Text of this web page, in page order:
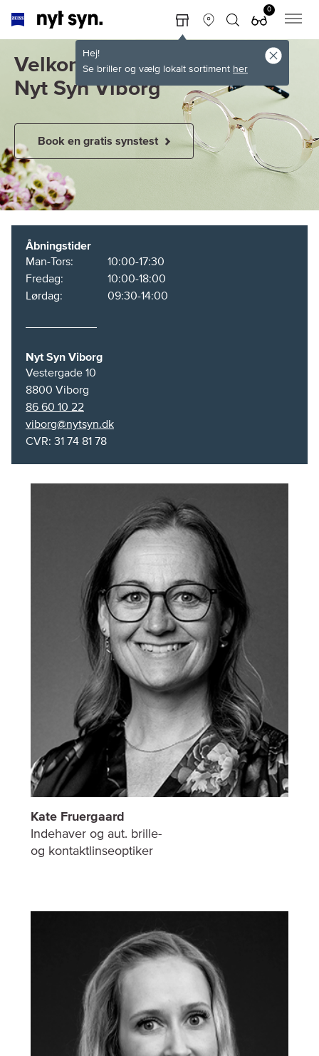
Hej!
Se briller og vælg lokalt sortiment her
0
Velkommen til
Nyt Syn Viborg
Book en gratis synstest
Åbningstider
Man-Tors:
10:00-17:30
Fredag:
10:00-18:00
Lørdag:
09:30-14:00
Nyt Syn Viborg
Vestergade 10
8800 Viborg
86 60 10 22
viborg@nytsyn.dk
CVR: 31 74 81 78
Kate Fruergaard
Indehaver og aut. brille-
og kontaktlinseoptiker